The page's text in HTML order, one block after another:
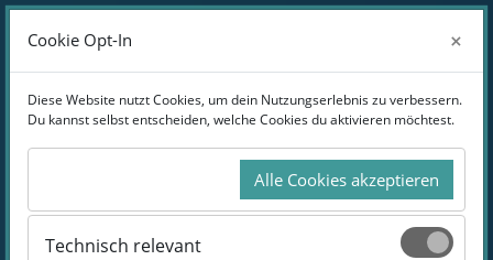
Zum Hauptinhalt
Website-Übersicht
Anmelden
Technische Fragen und Support!
Hier bekommst du die geballte Power von unserem
Support-Team!
Cookie Opt-In ×
Diese Website nutzt Cookies, um dein Nutzungserlebnis zu verbessern.
Du kannst selbst entscheiden, welche Cookies du aktivieren möchtest.
Alle Cookies akzeptieren
Technisch relevant
Cookie Opt-In ×
Diese Website nutzt Cookies, um dein Nutzungserlebnis zu verbessern.
Du kannst selbst entscheiden, welche Cookies du aktivieren möchtest.
Alle Cookies akzeptieren
Technisch relevant